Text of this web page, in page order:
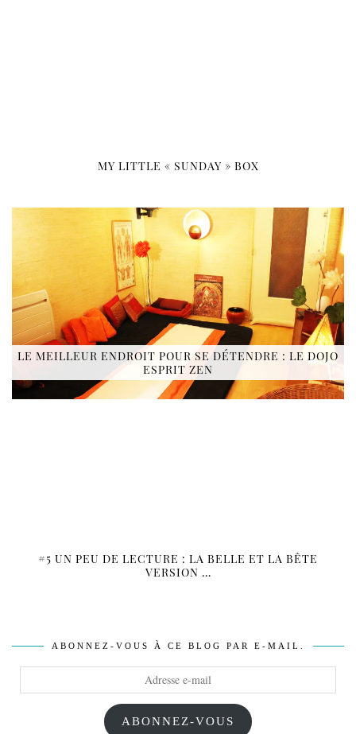
MY LITTLE « SUNDAY » BOX
LE MEILLEUR ENDROIT POUR SE DÉTENDRE : LE DOJO
ESPRIT ZEN
#5 UN PEU DE LECTURE : LA BELLE ET LA BÊTE
VERSION …
ABONNEZ-VOUS À CE BLOG PAR E-MAIL.
ABONNEZ-VOUS